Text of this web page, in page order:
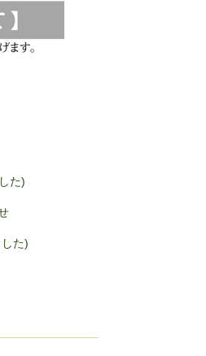
た)
た)